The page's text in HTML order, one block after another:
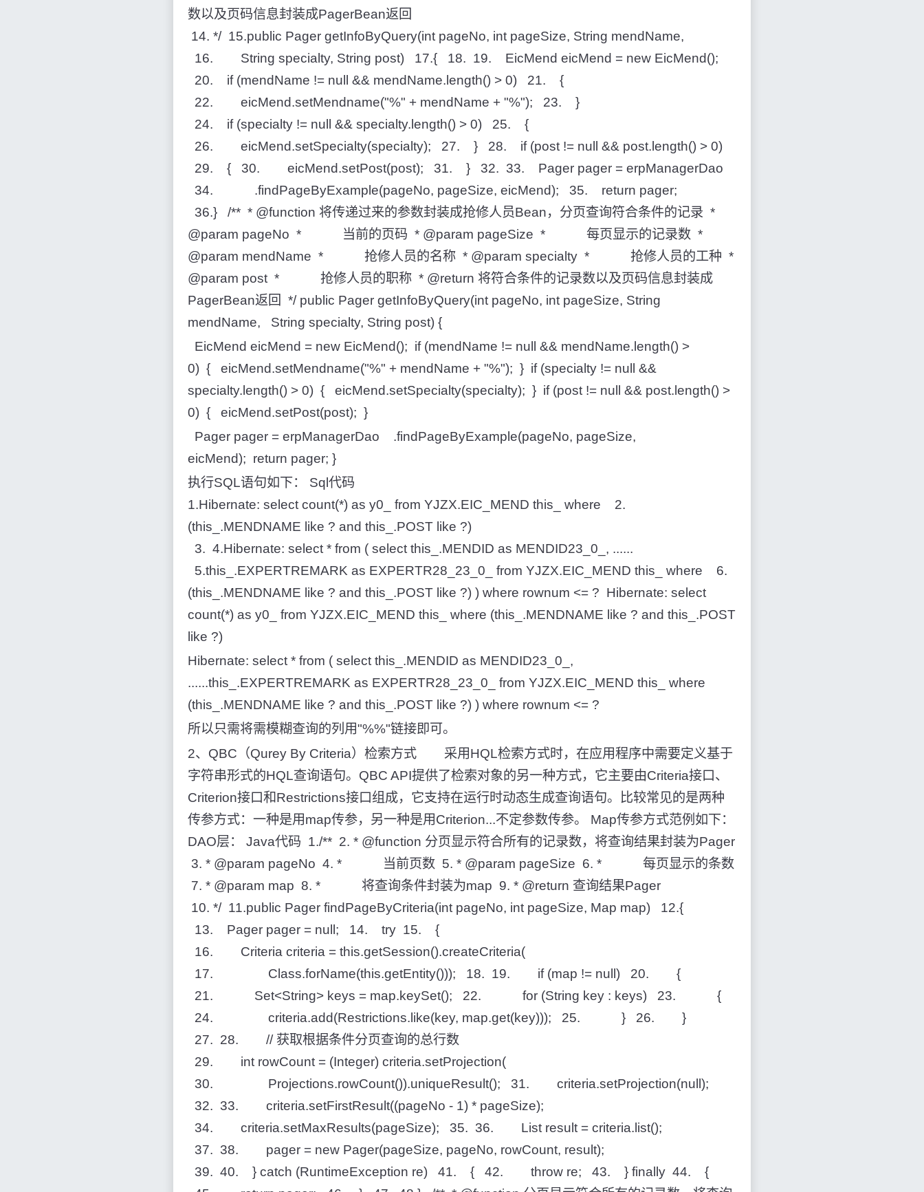
数以及页码信息封装成PagerBean返回
14. */ 15.public Pager getInfoByQuery(int pageNo, int pageSize, String mendName,
16. String specialty, String post) 17.{ 18. 19. EicMend eicMend = new EicMend();
20. if (mendName != null && mendName.length() > 0) 21. {
22. eicMend.setMendname("%" + mendName + "%"); 23. }
24. if (specialty != null && specialty.length() > 0) 25. {
26. eicMend.setSpecialty(specialty); 27. } 28. if (post != null && post.length() > 0)
29. { 30. eicMend.setPost(post); 31. } 32. 33. Pager pager = erpManagerDao
34. .findPageByExample(pageNo, pageSize, eicMend); 35. return pager;
36.} /** * @function 将传递过来的参数封装成抢修人员Bean，分页查询符合条件的记录 *
@param pageNo * 当前的页码 * @param pageSize * 每页显示的记录数 *
@param mendName * 抢修人员的名称 * @param specialty * 抢修人员的工种 *
@param post * 抢修人员的职称 * @return 将符合条件的记录数以及页码信息封装成
PagerBean返回 */ public Pager getInfoByQuery(int pageNo, int pageSize, String
mendName, String specialty, String post) {
EicMend eicMend = new EicMend(); if (mendName != null && mendName.length() >
0) { eicMend.setMendname("%" + mendName + "%"); } if (specialty != null &&
specialty.length() > 0) { eicMend.setSpecialty(specialty); } if (post != null && post.length() >
0) { eicMend.setPost(post); }
Pager pager = erpManagerDao .findPageByExample(pageNo, pageSize,
eicMend); return pager; }
执行SQL语句如下： Sql代码
1.Hibernate: select count(*) as y0_ from YJZX.EIC_MEND this_ where 2.
(this_.MENDNAME like ? and this_.POST like ?)
3. 4.Hibernate: select * from ( select this_.MENDID as MENDID23_0_, ......
5.this_.EXPERTREMARK as EXPERTR28_23_0_ from YJZX.EIC_MEND this_ where 6.
(this_.MENDNAME like ? and this_.POST like ?) ) where rownum <= ? Hibernate: select
count(*) as y0_ from YJZX.EIC_MEND this_ where (this_.MENDNAME like ? and this_.POST
like ?)
Hibernate: select * from ( select this_.MENDID as MENDID23_0_,
......this_.EXPERTREMARK as EXPERTR28_23_0_ from YJZX.EIC_MEND this_ where
(this_.MENDNAME like ? and this_.POST like ?) ) where rownum <= ?
所以只需将需模糊查询的列用"%%"链接即可。
2、QBC（Qurey By Criteria）检索方式 采用HQL检索方式时，在应用程序中需要定义基于
字符串形式的HQL查询语句。QBC API提供了检索对象的另一种方式，它主要由Criteria接口、
Criterion接口和Restrictions接口组成，它支持在运行时动态生成查询语句。比较常见的是两种
传参方式：一种是用map传参，另一种是用Criterion...不定参数传参。 Map传参方式范例如下：
DAO层： Java代码 1./** 2. * @function 分页显示符合所有的记录数，将查询结果封装为Pager
3. * @param pageNo 4. * 当前页数 5. * @param pageSize 6. * 每页显示的条数
7. * @param map 8. * 将查询条件封装为map 9. * @return 查询结果Pager
10. */ 11.public Pager findPageByCriteria(int pageNo, int pageSize, Map map) 12.{
13. Pager pager = null; 14. try 15. {
16. Criteria criteria = this.getSession().createCriteria(
17. Class.forName(this.getEntity())); 18. 19. if (map != null) 20. {
21. Set<String> keys = map.keySet(); 22. for (String key : keys) 23. {
24. criteria.add(Restrictions.like(key, map.get(key))); 25. } 26. }
27. 28. // 获取根据条件分页查询的总行数
29. int rowCount = (Integer) criteria.setProjection(
30. Projections.rowCount()).uniqueResult(); 31. criteria.setProjection(null);
32. 33. criteria.setFirstResult((pageNo - 1) * pageSize);
34. criteria.setMaxResults(pageSize); 35. 36. List result = criteria.list();
37. 38. pager = new Pager(pageSize, pageNo, rowCount, result);
39. 40. } catch (RuntimeException re) 41. { 42. throw re; 43. } finally 44. {